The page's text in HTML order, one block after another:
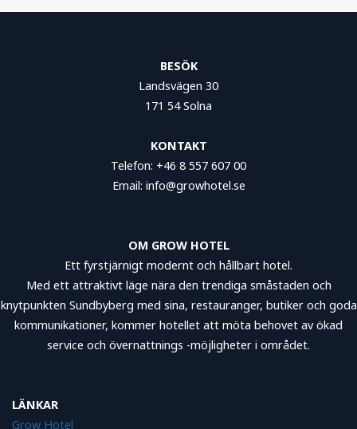
BESÖK
Landsvägen 30
171 54 Solna
KONTAKT
Telefon: +46 8 557 607 00
Email: info@growhotel.se
OM GROW HOTEL
Ett fyrstjärnigt modernt och hållbart hotel.
Med ett attraktivt läge nära den trendiga småstaden och
knytpunkten Sundbyberg med sina, restauranger, butiker och goda
kommunikationer, kommer hotellet att möta behovet av ökad
service och övernattnings -möjligheter i området.
LÄNKAR
Grow Hotel